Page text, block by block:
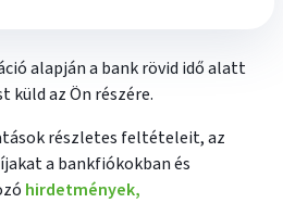
alapján a bank rövid idő alatt
küld az Ön részére.
részletes feltételeit, az
a bankfiókokban és
hirdetmények,